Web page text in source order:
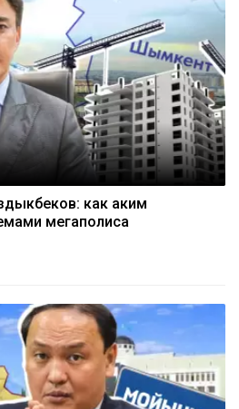
как аким
мегаполиса